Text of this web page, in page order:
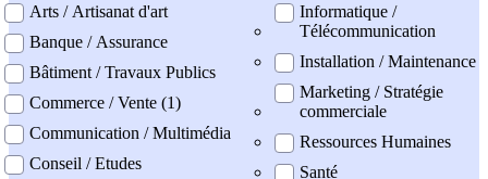
Arts / Artisanat d'art
Banque / Assurance
Bâtiment / Travaux Publics
Commerce / Vente (1)
Communication / Multimédia
Conseil / Etudes
Informatique /
Télécommunication
Installation / Maintenance
Marketing / Stratégie
commerciale
Ressources Humaines
Santé